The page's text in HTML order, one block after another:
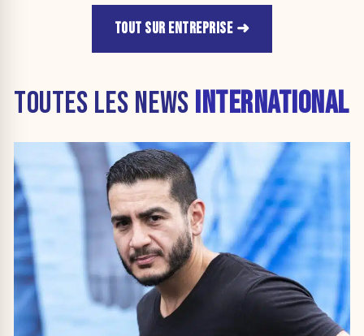
TOUT SUR ENTREPRISE
TOUTES LES NEWS INTERNATIONAL